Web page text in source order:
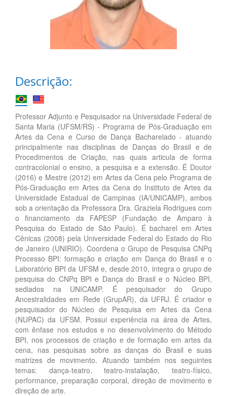
Descrição:
Professor Adjunto e Pesquisador na Universidade Federal de
Santa Maria (UFSM/RS) - Programa de Pós-Graduação em
Artes da Cena e Curso de Dança Bacharelado - atuando
principalmente nas disciplinas de Danças do Brasil e de
Procedimentos de Criação, nas quais articula de forma
contracolonial o ensino, a pesquisa e a extensão. É Doutor
(2016) e Mestre (2012) em Artes da Cena pelo Programa de
Pós-Graduação em Artes da Cena do Instituto de Artes da
Universidade Estadual de Campinas (IA/UNICAMP), ambos
sob a orientação da Professora Dra. Graziela Rodrigues com
o financiamento da FAPESP (Fundação de Amparo à
Pesquisa do Estado de São Paulo). É bacharel em Artes
Cênicas (2008) pela Universidade Federal do Estado do Rio
de Janeiro (UNIRIO). Coordena o Grupo de Pesquisa CNPq
Processo BPI: formação e criação em Dança do Brasil e o
Laboratório BPI da UFSM e, desde 2010, integra o grupo de
pesquisa do CNPq BPI e Dança do Brasil e o Núcleo BPI,
sediados na UNICAMP. É pesquisador do Grupo
Ancestralidades em Rede (GrupAR), da UFRJ. É criador e
pesquisador do Núcleo de Pesquisa em Artes da Cena
(NUPAC) da UFSM. Possui experiência na área de Artes,
com ênfase nos estudos e no desenvolvimento do Método
BPI, nos processos de criação e de formação em artes da
cena, nas pesquisas sobre as danças do Brasil e suas
matrizes de movimento. Atuando também nos seguintes
temas: dança-teatro, teatro-instalação, teatro-físico,
performance, preparação corporal, direção de movimento e
direção de arte.